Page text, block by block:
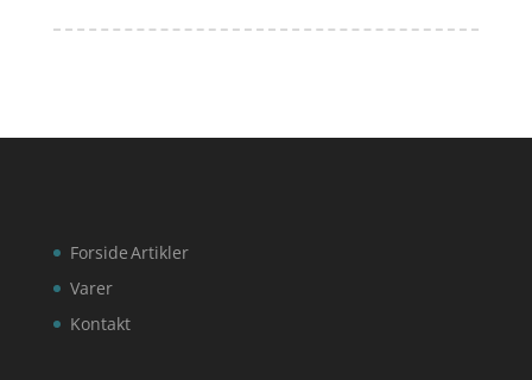
Forside
Varer
Kontakt
Artikler